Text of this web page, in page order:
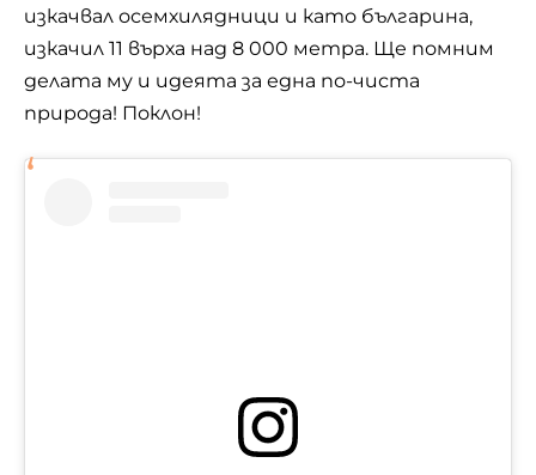
изкачвал осемхилядници и като българина,
изкачил 11 върха над 8 000 метра. Ще помним
делата му и идеята за една по-чиста
природа! Поклон!